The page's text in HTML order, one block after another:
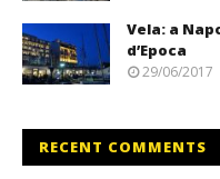
Vela: a
d’Epoca
29/06/2017
RECENT COMMENTS